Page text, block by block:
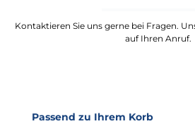
Kontaktieren Sie uns gerne bei Fragen.
auf Ihren Anruf.
Produktgalerie überspringen
Passend zu Ihrem Korb